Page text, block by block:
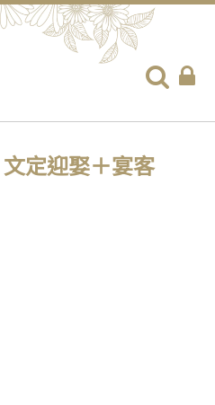
定迎娶＋宴客